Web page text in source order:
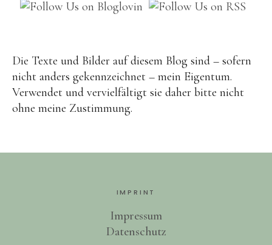
Die Texte und Bilder auf diesem Blog sind – sofern
nicht anders gekennzeichnet – mein Eigentum.
Verwendet und vervielfältigt sie daher bitte nicht
ohne meine Zustimmung.
IMPRINT
Impressum
Datenschutz